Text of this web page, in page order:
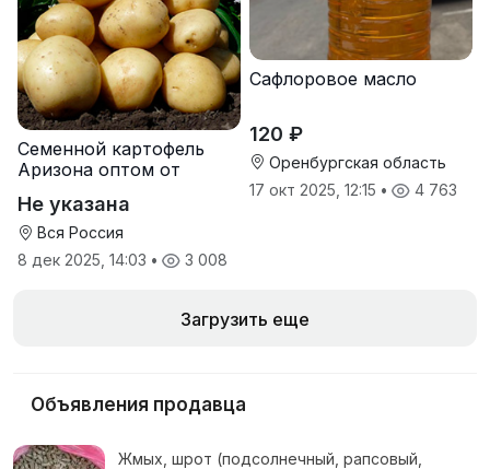
Семенной картофель
Аризона оптом от
Не указана
Вся Россия
8 дек 2025, 14:03 • 3 008
Сафлоровое масло
120 ₽
Оренбургская область
17 окт 2025, 12:15 • 4 763
Загрузить еще
Объявления продавца
Жмых, шрот (подсолнечный, рапсовый,